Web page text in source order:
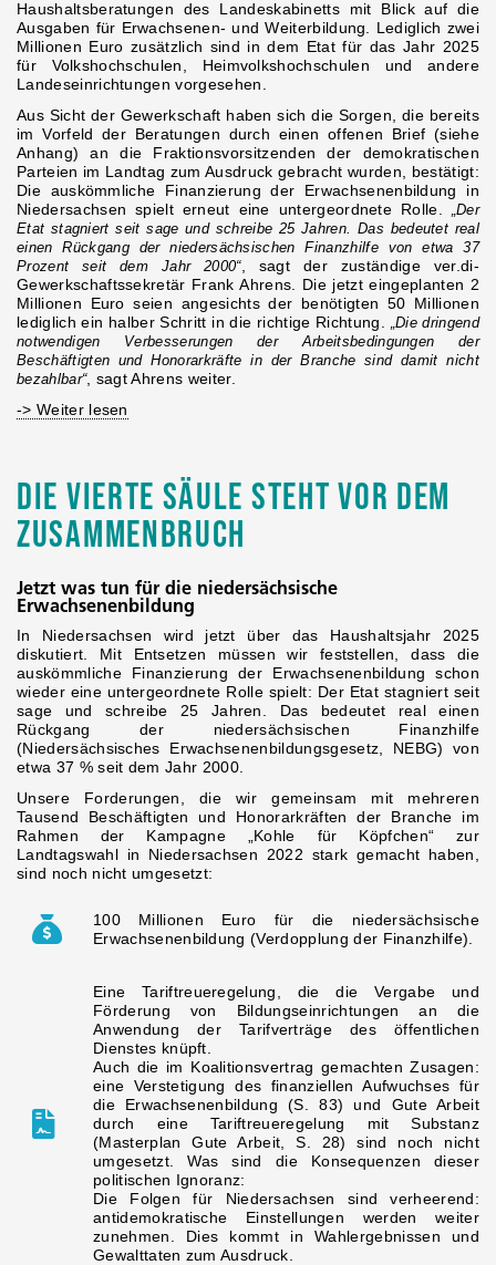
Haushaltsberatungen des Landeskabinetts mit Blick auf die
Ausgaben für Erwachsenen- und Weiterbildung. Lediglich zwei
Millionen Euro zusätzlich sind in dem Etat für das Jahr 2025
für Volkshochschulen, Heimvolkshochschulen und andere
Landeseinrichtungen vorgesehen.
Aus Sicht der Gewerkschaft haben sich die Sorgen, die bereits
im Vorfeld der Beratungen durch einen offenen Brief (siehe
Anhang) an die Fraktionsvorsitzenden der demokratischen
Parteien im Landtag zum Ausdruck gebracht wurden, bestätigt:
Die auskömmliche Finanzierung der Erwachsenenbildung in
Niedersachsen spielt erneut eine untergeordnete Rolle. „Der
Etat stagniert seit sage und schreibe 25 Jahren. Das bedeutet real
einen Rückgang der niedersächsischen Finanzhilfe von etwa 37
Prozent seit dem Jahr 2000“, sagt der zuständige ver.di-
Gewerkschaftssekretär Frank Ahrens. Die jetzt eingeplanten 2
Millionen Euro seien angesichts der benötigten 50 Millionen
lediglich ein halber Schritt in die richtige Richtung. „Die dringend
notwendigen Verbesserungen der Arbeitsbedingungen der
Beschäftigten und Honorarkräfte in der Branche sind damit nicht
bezahlbar“, sagt Ahrens weiter.
-> Weiter lesen
Die vierte Säule steht vor dem
Zusammenbruch
Jetzt was tun für die niedersächsische
Erwachsenenbildung
In Niedersachsen wird jetzt über das Haushaltsjahr 2025
diskutiert. Mit Entsetzen müssen wir feststellen, dass die
auskömmliche Finanzierung der Erwachsenenbildung schon
wieder eine untergeordnete Rolle spielt: Der Etat stagniert seit
sage und schreibe 25 Jahren. Das bedeutet real einen
Rückgang der niedersächsischen Finanzhilfe
(Niedersächsisches Erwachsenenbildungsgesetz, NEBG) von
etwa 37 % seit dem Jahr 2000.
Unsere Forderungen, die wir gemeinsam mit mehreren
Tausend Beschäftigten und Honorarkräften der Branche im
Rahmen der Kampagne „Kohle für Köpfchen“ zur
Landtagswahl in Niedersachsen 2022 stark gemacht haben,
sind noch nicht umgesetzt:
100 Millionen Euro für die niedersächsische
Erwachsenenbildung (Verdopplung der Finanzhilfe).
Eine Tariftreueregelung, die die Vergabe und
Förderung von Bildungseinrichtungen an die
Anwendung der Tarifverträge des öffentlichen
Dienstes knüpft.
Auch die im Koalitionsvertrag gemachten Zusagen:
eine Verstetigung des finanziellen Aufwuchses für
die Erwachsenenbildung (S. 83) und Gute Arbeit
durch eine Tariftreueregelung mit Substanz
(Masterplan Gute Arbeit, S. 28) sind noch nicht
umgesetzt. Was sind die Konsequenzen dieser
politischen Ignoranz:
Die Folgen für Niedersachsen sind verheerend:
antidemokratische Einstellungen werden weiter
zunehmen. Dies kommt in Wahlergebnissen und
Gewalttaten zum Ausdruck.